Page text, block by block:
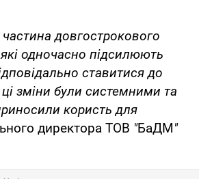
довгострокового
одночасно підсилюють
ставитися до
зміни були системними та
користь для
директора ТОВ "БаДМ"